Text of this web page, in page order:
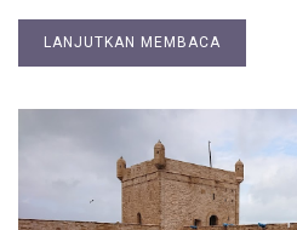
LANJUTKAN MEMBACA